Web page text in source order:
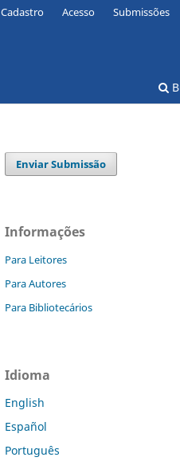
Cadastro Acesso Submissões
Enviar Submissão
Informações
Para Leitores
Para Autores
Para Bibliotecários
Idioma
English
Español
Português